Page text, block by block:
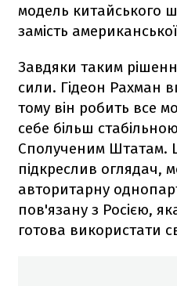
модель китайського
замість
Завдяки таким
сили. Гідеон Рахман
тому він робить все
себе більш
Сполученим Штатам.
підкреслив оглядач,
авторитарну
пов'язану з Росією,
готова використати